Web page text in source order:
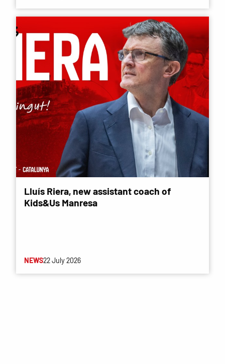
Lluís Riera, new assistant coach of
Kids&Us Manresa
NEWS22 July 2026